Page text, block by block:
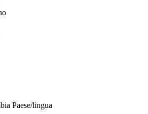
Paese/lingua